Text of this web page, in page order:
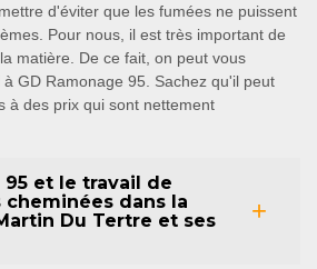
d'éviter que les fumées ne puissent
Pour nous, il est très important de
matière. De ce fait, on peut vous
GD Ramonage 95. Sachez qu'il peut
à des prix qui sont nettement
95 et le travail de
cheminées dans la
Du Tertre et ses